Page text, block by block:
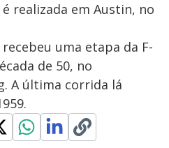
realizada em Austin, no
uma etapa da F-
de 50, no
A última corrida lá